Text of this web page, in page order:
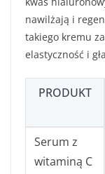
nawilżają i
takiego kremu
elastyczność i
PRODUKT
Serum z
witaminą C